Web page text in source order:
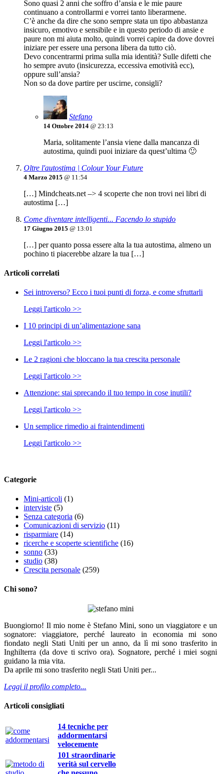
Sono quasi 2 anni che soffro d’ansia e le mie paure
continuano a controllarmi e vorrei tanto liberarmene.
C’è anche da dire che sono sempre stata un tipo abbastanza
insicuro, emotivo e sensibile e in questo periodo di ansie e
paure non mi aiuta molto, quindi vorrei capire da dove dovrei
iniziare per essere una persona libera da tutto ciò.
Devo concentrarmi prima sulla mia identità? Sulle difetti che
ho sempre avuto (insicurezza, eccessiva emotività ecc),
oppure sull’ansia?
Non so da dove partire per uscirne, consigli?
Stefano
14 Ottobre 2014 @ 23:13
Maria, solitamente l’ansia viene dalla mancanza di
autostima, quindi puoi iniziare da quest’ultima 🙂
Oltre l'autostima | Colour Your Future
4 Marzo 2015 @ 11:54
[…] Mindcheats.net –> 4 scoperte che non trovi nei libri di
autostima […]
Come diventare intelligenti... Facendo lo stupido
17 Giugno 2015 @ 13:01
[…] per quanto possa essere alta la tua autostima, almeno un
pochino ti piacerebbe alzare la tua […]
Articoli correlati
Sei introverso? Ecco i tuoi punti di forza, e come sfruttarli
Leggi l'articolo >>
I 10 principi di un’alimentazione sana
Leggi l'articolo >>
Le 2 ragioni che bloccano la tua crescita personale
Leggi l'articolo >>
Attenzione: stai sprecando il tuo tempo in cose inutili?
Leggi l'articolo >>
Un semplice rimedio ai fraintendimenti
Leggi l'articolo >>
Categorie
Mini-articoli (1)
interviste (5)
Senza categoria (6)
Comunicazioni di servizio (11)
risparmiare (14)
ricerche e scoperte scientifiche (16)
sonno (33)
studio (38)
Crescita personale (259)
Chi sono?
Buongiorno! Il mio nome è Stefano Mini, sono un viaggiatore e un
sognatore: viaggiatore, perché laureato in economia mi sono
fiondato negli Stati Uniti per un anno, da lì mi sono trasferito in
Inghilterra (da dove ti scrivo ora). Sognatore, perché i miei sogni
guidano la mia vita.
Da aprile mi sono trasferito negli Stati Uniti per...
Leggi il profilo completo...
Articoli consigliati
14 tecniche per
addormentarsi
velocemente
101 straordinarie
verità sul cervello